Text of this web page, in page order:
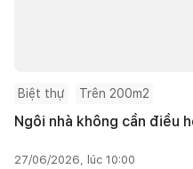
Biệt thự Trên 200m2
Ngôi nhà không cần điều
27/06/2026, lúc 10:00